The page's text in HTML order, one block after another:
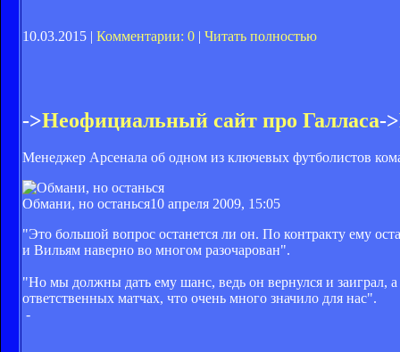
10.03.2015 | Комментарии: 0 | Читать полностью
->Неофициальный сайт про Галласа->
Менеджер Арсенала об одном из ключевых футболистов
Обмани, но останься10 апреля 2009, 15:05
"Это большой вопрос останется ли он. По контракту ему
и Вильям наверно во многом разочарован".
"Но мы должны дать ему шанс, ведь он вернулся и заиграл,
ответственных матчах, что очень много значило для нас".
-